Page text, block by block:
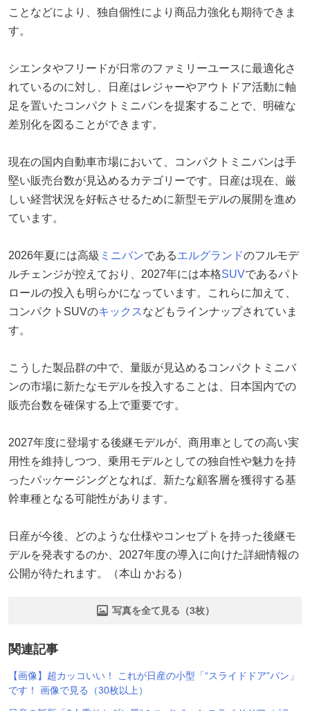
ことなどにより、独自個性により商品力強化も期待できま
す。
シエンタやフリードが日常のファミリーユースに最適化さ
れているのに対し、日産はレジャーやアウトドア活動に軸
足を置いたコンパクトミニバンを提案することで、明確な
差別化を図ることができます。
現在の国内自動車市場において、コンパクトミニバンは手
堅い販売台数が見込めるカテゴリーです。日産は現在、厳
しい経営状況を好転させるために新型モデルの展開を進め
ています。
2026年夏には高級 ミニバンであるエルグランドのフルモデ
ルチェンジが控えており、2027年には本格SUVであるパト
ロールの投入も明らかになっています。これらに加えて、
コンパクトSUVのキックス などもラインナップされていま
す。
こうした製品群の中で、量販が見込めるコンパクトミニバ
ンの市場に新たなモデルを投入することは、日本国内での
販売台数を確保する上で重要です。
2027年度に登場する後継モデルが、商用車としての高い実
用性を維持しつつ、乗用モデルとしての独自性や魅力を持
ったパッケージングとなれば、新たな顧客層を獲得する基
幹車種となる可能性があります。
日産が今後、どのような仕様やコンセプトを持った後継モ
デルを発表するのか、2027年度の導入に向けた詳細情報の
公開が待たれます。（本山 かおる）
写真を全て見る（3枚）
関連記事
【画像】超カッコいい！ これが日産の小型「“スライドドア”バン」
です！ 画像で見る（30枚以上）